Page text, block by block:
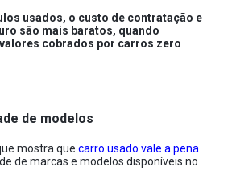
usados, o custo de contratação e
são mais baratos, quando
cobrados por carros zero
de modelos
mostra quecarro usado vale a pena
de marcas e modelos disponíveis no